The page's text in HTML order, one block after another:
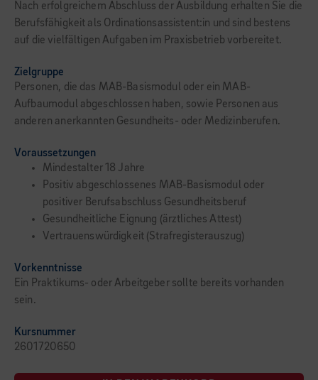
Nach erfolgreichem Abschluss der Ausbildung erhalten Sie die
Berufsfähigkeit als Ordinationsassistent:in und sind bestens
auf die vielfältigen Aufgaben im Praxisbetrieb vorbereitet.
Zielgruppe
Personen, die das MAB-Basismodul oder ein MAB-
Aufbaumodul abgeschlossen haben, sowie Personen aus
anderen anerkannten Gesundheits- oder Medizinberufen.
Voraussetzungen
Mindestalter 18 Jahre
Positiv abgeschlossenes MAB-Basismodul oder
positiver Berufsabschluss Gesundheitsberuf
Gesundheitliche Eignung (ärztliches Attest)
Vertrauenswürdigkeit (Strafregisterauszug)
Vorkenntnisse
Ein Praktikums- oder Arbeitgeber sollte bereits vorhanden
sein.
Kursnummer
2601720650